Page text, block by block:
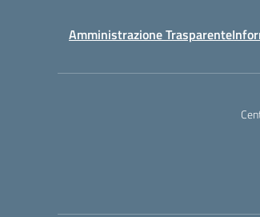
Amministrazione Trasparente